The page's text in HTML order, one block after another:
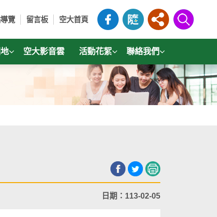
覽 留言板 空大首頁
空大影音雲 活動花絮 聯絡我們
日期：113-02-05